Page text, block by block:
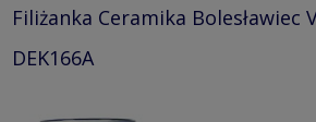
Filiżanka Ceramika Bolesławiec
DEK166A